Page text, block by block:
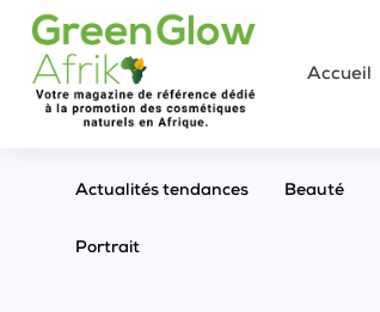
Accueil
Actualités tendances Beauté
Portrait